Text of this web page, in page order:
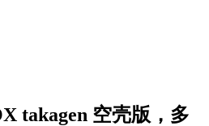
takagen 空壳版，多